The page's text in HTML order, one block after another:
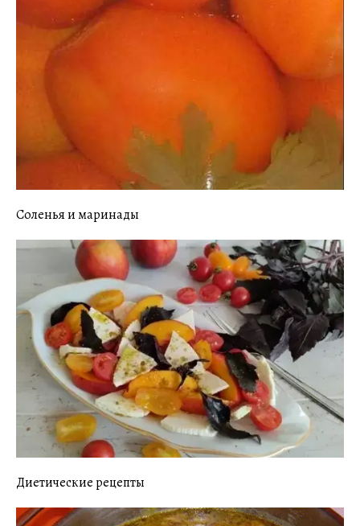
Соленья и маринады
Диетические рецепты